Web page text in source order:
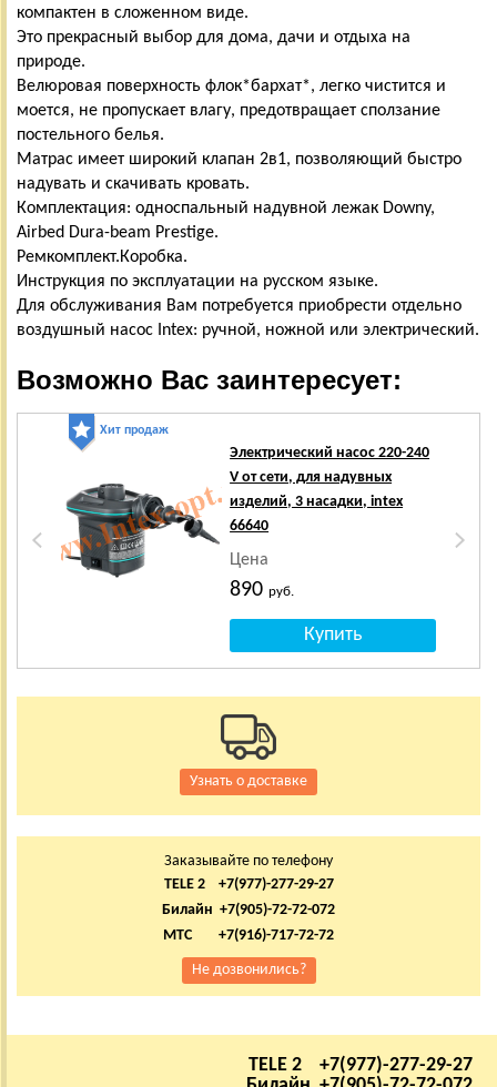
компактен в сложенном виде.
Это прекрасный выбор для дома, дачи и отдыха на
природе.
Велюровая поверхность флок*бархат*, легко чистится и
моется, не пропускает влагу, предотвращает сползание
постельного белья.
Матрас имеет широкий клапан 2в1, позволяющий быстро
надувать и скачивать кровать.
Комплектация: односпальный надувной лежак Downy,
Airbed Dura-beam Prestige.
Ремкомплект.Коробка.
Инструкция по эксплуатации на русском языке.
Для обслуживания Вам потребуется приобрести отдельно
воздушный насос Intex: ручной, ножной или электрический.
Возможно Вас заинтересует:
Хит продаж
Электрический насос 220-240
V от сети, для надувных
изделий, 3 насадки, intex
66640
Цена
890руб.
Узнать о доставке
Заказывайте по телефону
TELE 2 +7(977)-277-29-27
Билайн +7(905)-72-72-072
МТС +7(916)-717-72-72
Не дозвонились?
TELE 2 +7(977)-277-29-27